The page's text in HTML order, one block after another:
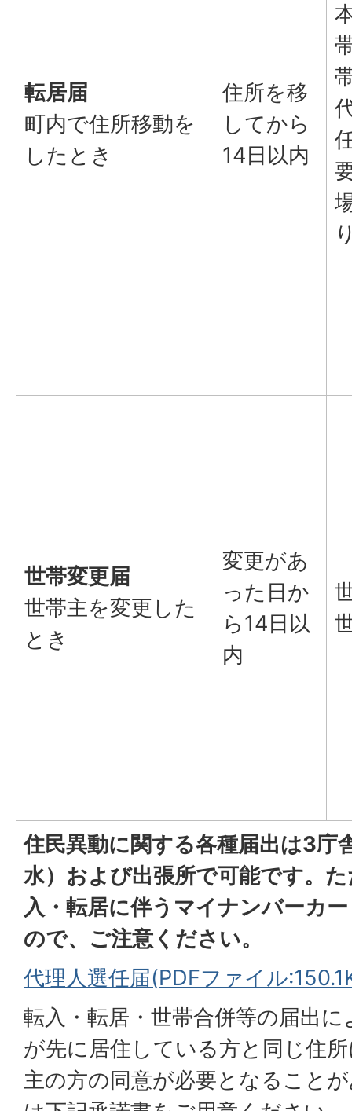
転居届
町内で住所移動を
したとき
住所を移
してから
14日以内
世帯変更届
世帯主を変更した
とき
変更があ
った日か
ら14日以
内
住民異動に関する各種届出は3庁
水）および出張所で可能です。
入・転居に伴うマイナンバーカ
ので、ご注意ください。
代理人選任届(PDFファイル
転入・転居・世帯合併等の届出
が先に居住している方と同じ住
主の方の同意が必要となること